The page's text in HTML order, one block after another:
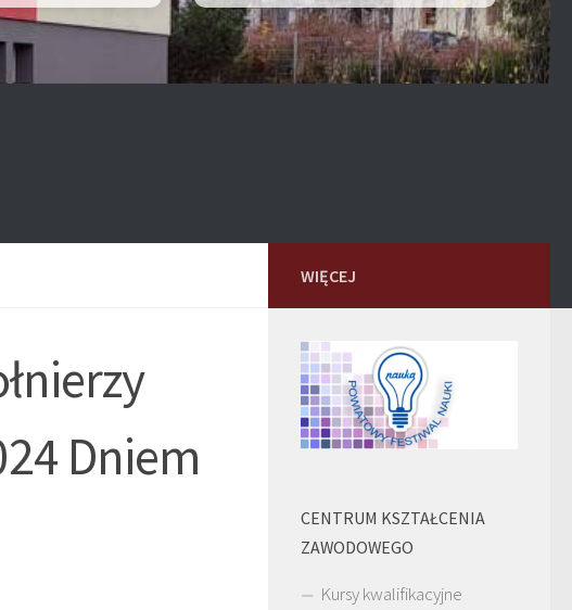
Dniem
WIĘCEJ
CENTRUM KSZTAŁCENIA
ZAWODOWEGO
Kursy kwalifikacyjne